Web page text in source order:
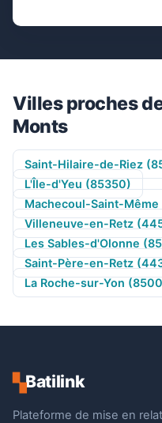
Villes proches
Monts
Saint-Hilaire-de-Riez
L'Île-d'Yeu (85350)
Machecoul-Saint-
Villeneuve-en-Retz
Les Sables-d'Olonne
Saint-Père-en-Retz
La Roche-sur-Yon
▚Batilink
Plateforme de mise en